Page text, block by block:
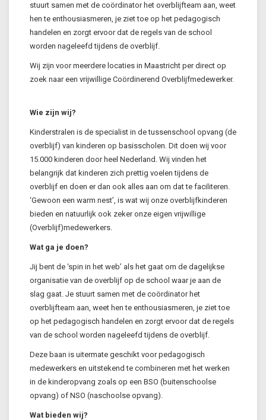
stuurt samen met de coördinator het overblijfteam aan, weet
hen te enthousiasmeren, je ziet toe op het pedagogisch
handelen en zorgt ervoor dat de regels van de school
worden nageleefd tijdens de overblijf.
Wij zijn voor meerdere locaties in Maastricht per direct op
zoek naar een vrijwillige Coördinerend Overblijfmedewerker.
Wie zijn wij?
Kinderstralen is de specialist in de tussenschool opvang (de
overblijf) van kinderen op basisscholen. Dit doen wij voor
15.000 kinderen door heel Nederland. Wij vinden het
belangrijk dat kinderen zich prettig voelen tijdens de
overblijf en doen er dan ook alles aan om dat te faciliteren.
‘Gewoon een warm nest’, is wat wij onze overblijfkinderen
bieden en natuurlijk ook zeker onze eigen vrijwillige
(Overblijf)medewerkers.
Wat ga je doen?
Jij bent de ‘spin in het web’ als het gaat om de dagelijkse
organisatie van de overblijf op de school waar je aan de
slag gaat. Je stuurt samen met de coördinator het
overblijfteam aan, weet hen te enthousiasmeren, je ziet toe
op het pedagogisch handelen en zorgt ervoor dat de regels
van de school worden nageleefd tijdens de overblijf.
Deze baan is uitermate geschikt voor pedagogisch
medewerkers en uitstekend te combineren met het werken
in de kinderopvang zoals op een BSO (buitenschoolse
opvang) of NSO (naschoolse opvang).
Wat bieden wij?